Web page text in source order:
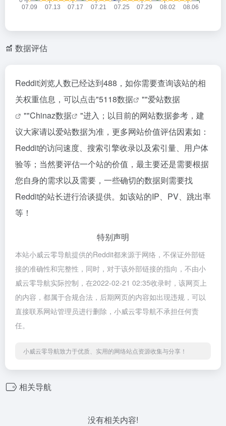
数据评估
Reddit浏览人数已经达到488，如你需要查询该站的相
关权重信息，可以点击"5118数据 ""爱站数据
""Chinaz数据
"进入；以目前的网站数据参考，建
议大家请以爱站数据为准，更多网站价值评估因素如：
Reddit的访问速度、搜索引擎收录以及索引量、用户体
验等；当然要评估一个站的价值，最主要还是需要根据
您自身的需求以及需要，一些确切的数据则需要找
Reddit的站长进行洽谈提供。如该站的IP、PV、跳出率
等！
特别声明
本站小威云零导航提供的Reddit都来源于网络，不保证外部链
接的准确性和完整性，同时，对于该外部链接的指向，不由小
威云零导航实际控制，在2022-02-21 02:35收录时，该网页上
的内容，都属于合规合法，后期网页的内容如出现违规，可以
直接联系网站管理员进行删除，小威云零导航不承担任何责
任。
小威云零导航致力于优质、实用的网络站点资源收集与分享！
相关导航
没有相关内容!